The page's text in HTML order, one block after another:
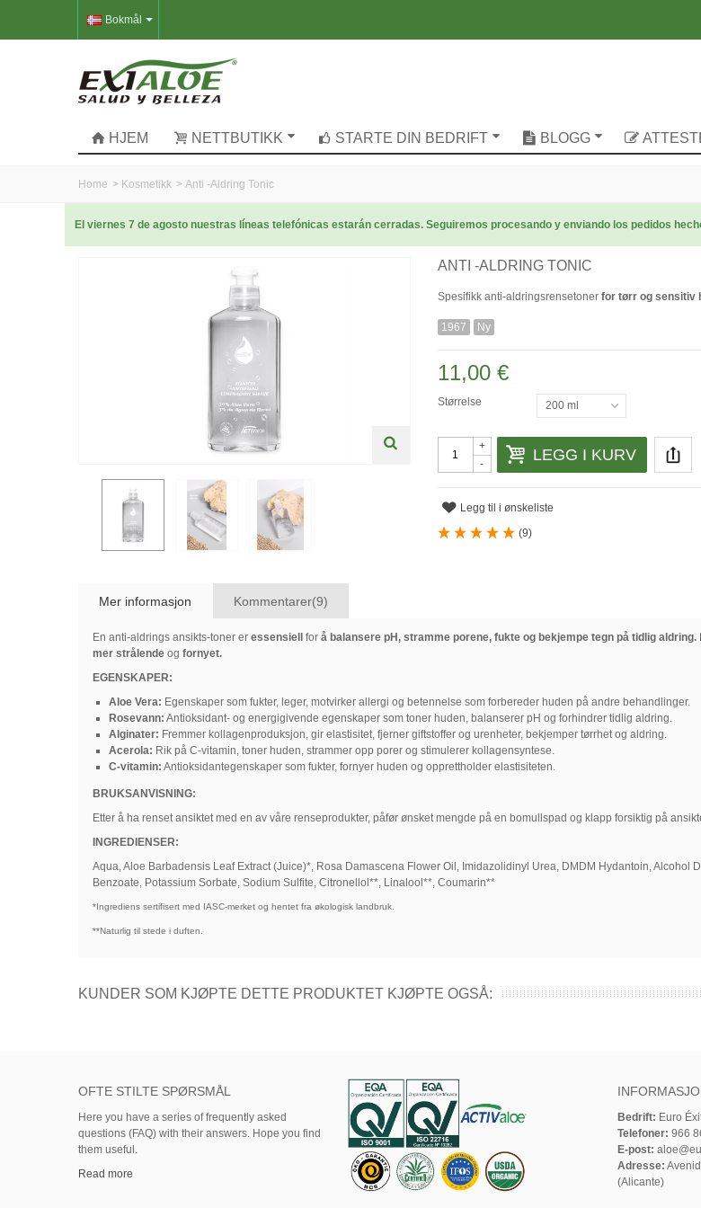
Bokmål
HJEM NETTBUTIKK STARTE DIN BEDRIFT BLOGG
Home > Kosmetikk > Anti -Aldring Tonic
El viernes 7 de agosto nuestras líneas telefónicas estarán cerradas. Seguiremos procesando y enviando los pedidos
ANTI -ALDRING TONIC
Spesifikk anti-aldringsrensetoner for tørr og sensitiv
1967 Ny
11,00 €
Størrelse 200 ml
-
+ LEGG I KURV
Legg til i ønskeliste
(9)
Mer informasjon Kommentarer(9)
En anti-aldrings ansikts-toner er essensiell for å balansere pH, stramme porene, fukte og bekjempe tegn på tidlig aldring.
mer strålendeog fornyet.
EGENSKAPER:
Aloe Vera: Egenskaper som fukter, leger, motvirker allergi og betennelse som forbereder huden på andre behandlinger.
Rosevann: Antioksidant- og energigivende egenskaper som toner huden, balanserer pH og forhindrer tidlig aldring.
Alginater: Fremmer kollagenproduksjon, gir elastisitet, fjerner giftstoffer og urenheter, bekjemper tørrhet og aldring.
Acerola: Rik på C-vitamin, toner huden, strammer opp porer og stimulerer kollagensyntese.
C-vitamin: Antioksidantegenskaper som fukter, fornyer huden og opprettholder elastisiteten.
BRUKSANVISNING:
Etter å ha renset ansiktet med en av våre renseprodukter, påfør ønsket mengde på en bomullspad og klapp forsiktig på
INGREDIENSER:
Aqua, Aloe Barbadensis Leaf Extract (Juice)*, Rosa Damascena Flower Oil, Imidazolidinyl Urea, DMDM Hydantoin, Alcohol
Benzoate, Potassium Sorbate, Sodium Sulfite, Citronellol**, Linalool**, Coumarin**
*Ingrediens sertifisert med IASC-merket og hentet fra økologisk landbruk.
**Naturlig til stede i duften.
KUNDER SOM KJØPTE DETTE PRODUKTET KJØPTE OGSÅ:
OFTE STILTE SPØRSMÅL
Here you have a series of frequently asked
questions (FAQ) with their answers. Hope you find
them useful.
Read more
Bedrift: Euro
Telefoner: 966
E-post:
Adresse:
(Alicante)